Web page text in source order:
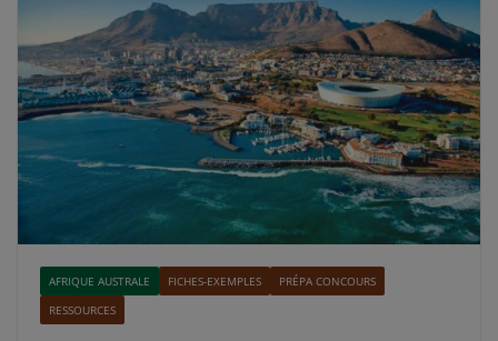
AFRIQUE AUSTRALE FICHES-EXEMPLES
PRÉPA CONCOURS
RESSOURCES